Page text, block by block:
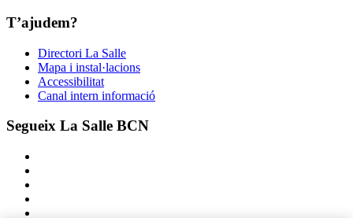
T’ajudem?
Directori La Salle
Mapa i instal·lacions
Accessibilitat
Canal intern informació
Segueix La Salle BCN